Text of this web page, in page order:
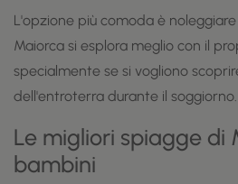
L'opzione più comoda è
Maiorca si esplora meglio con il
specialmente se si vogliono
dell'entroterra durante il soggiorno.
Le migliori spiagge di
bambini